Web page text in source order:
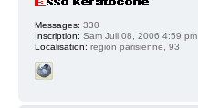
Messages: 330
Inscription: Sam Juil 08, 2006 4:59 pm
Localisation: region parisienne, 93